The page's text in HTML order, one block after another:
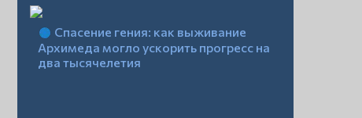
Спасение гения: как выживание
Архимеда могло ускорить прогресс на
два тысячелетия